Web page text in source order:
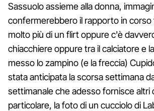
Sassuolo assieme alla donna,
confermerebbero il rapporto in corso
molto più di un flirt oppure c'è
chiacchiere oppure tra il calciatore e
messo lo zampino (e la freccia)
stata anticipata la scorsa settimana
settimanale che adesso fornisce altri
particolare, la foto di un cucciolo di